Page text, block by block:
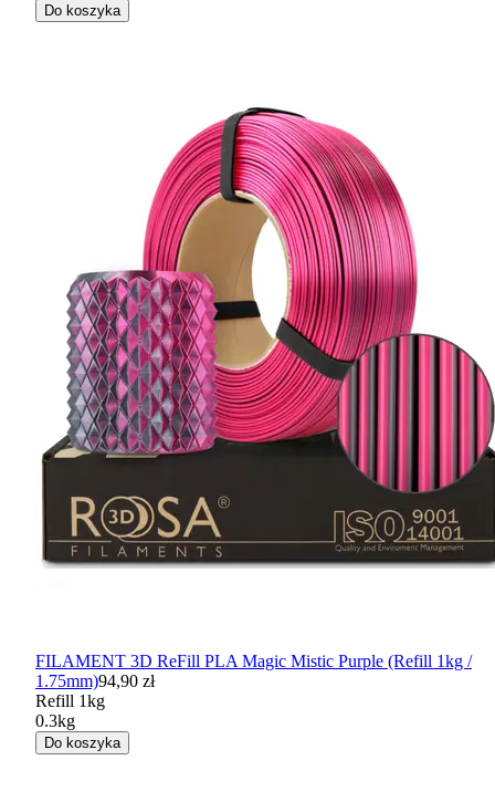
Do koszyka
FILAMENT 3D ReFill PLA Magic Mistic Purple (Refill 1kg /
1.75mm)94,90 zł
Refill 1kg
0.3kg
Do koszyka